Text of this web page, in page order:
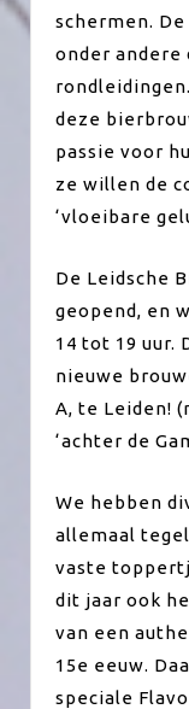
schermen.
onder
deze
passie voor
ze willen de
‘vloeibare
De Leidsche
geopend, en
14 tot 19 uur.
nieuwe
A, te Leiden!
‘achter de
We hebben
allemaal
vaste
dit jaar ook
van een
15e eeuw.
speciale